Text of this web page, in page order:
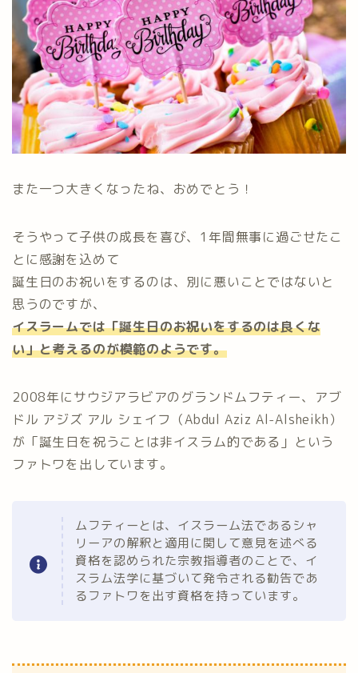
また一つ大きくなったね、おめでとう！
そうやって子供の成長を喜び、1年間無事に過ごせたこ
とに感謝を込めて
誕生日のお祝いをするのは、別に悪いことではないと
思うのですが、
イスラームでは「誕生日のお祝いをするのは良くな
い」と考えるのが模範のようです。
2008年にサウジアラビアのグランドムフティー、アブ
ドル アジズ アル シェイフ（Abdul Aziz Al-Alsheikh）
が「誕生日を祝うことは非イスラム的である」という
ファトワを出しています。
ムフティーとは、イスラーム法であるシャ
リーアの解釈と適用に関して意見を述べる
資格を認められた宗教指導者のことで、イ
スラム法学に基づいて発令される勧告であ
るファトワを出す資格を持っています。